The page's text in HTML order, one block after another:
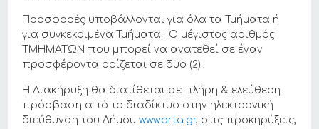
Προσφορές υποβάλλονται για όλα τα Τμήματα ή
για συγκεκριμένα Τμήματα. Ο μέγιστος αριθμός
ΤΜΗΜΑΤΩΝ που μπορεί να ανατεθεί σε έναν
προσφέροντα ορίζεται σε δυο (2).
Η Διακήρυξη θα διατίθεται σε πλήρη & ελεύθερη
πρόσβαση από το διαδίκτυο στην ηλεκτρονική
διεύθυνση του Δήμουwww.arta.gr, στις προκηρύξεις,